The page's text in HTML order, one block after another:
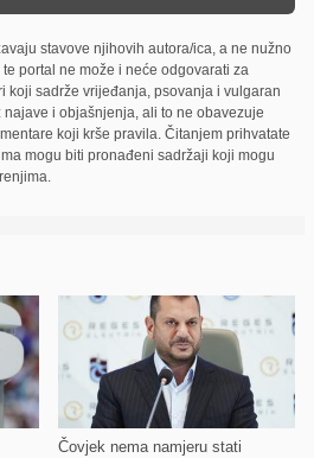
stavove njihovih autora/ica, a ne nužno
portal ne može i neće odgovarati za
koji sadrže vrijeđanja, psovanja i vulgaran
i objašnjenja, ali to ne obavezuje
koji krše pravila. Čitanjem prihvatate
mogu biti pronađeni sadržaji koji mogu
Čovjek nema namjeru stati